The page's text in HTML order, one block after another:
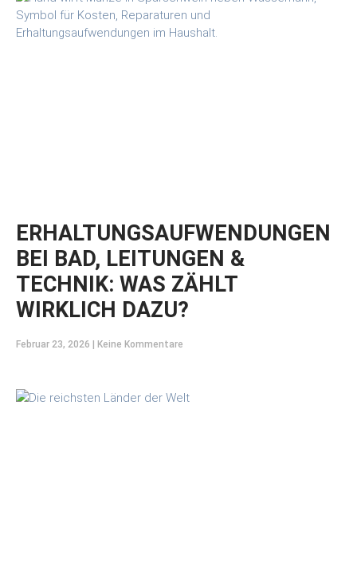
ERHALTUNGSAUFWENDUNGEN
BEI BAD, LEITUNGEN &
TECHNIK: WAS ZÄHLT
WIRKLICH DAZU?
Februar 23, 2026 Keine Kommentare